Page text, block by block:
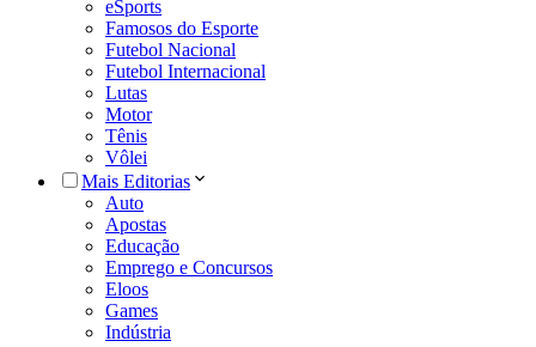
eSports
Famosos do Esporte
Futebol Nacional
Futebol Internacional
Lutas
Motor
Tênis
Vôlei
Mais Editorias
Auto
Apostas
Educação
Emprego e Concursos
Eloos
Games
Indústria